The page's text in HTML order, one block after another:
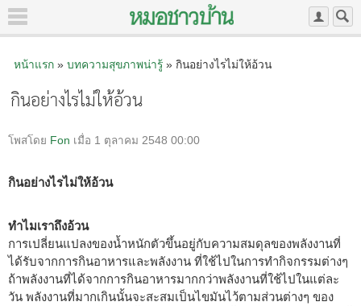
หน้าแรก» บทความสุขภาพน่ารู้» กินอย่างไรไม่ให้อ้วน
กินอย่างไรไม่ให้อ้วน
โพสโดย Fon เมื่อ 1 ตุลาคม 2548 00:00
กินอย่างไรไม่ให้อ้วน
ทำไมเราถึงอ้วน
การเปลี่ยนแปลงของน้ำหนักตัวขึ้นอยู่กับความสมดุลของพลังงานที่
ได้รับจากการกินอาหารและพลังงาน ที่ใช้ไปในการทำกิจกรรมต่างๆ
ถ้าพลังงานที่ได้จากการกินอาหารมากกว่าพลังงานที่ใช้ไปในแต่ละ
วัน พลังงานที่มากเกินนั้นจะสะสมเป็นไขมันไว้ตามส่วนต่างๆ ของ